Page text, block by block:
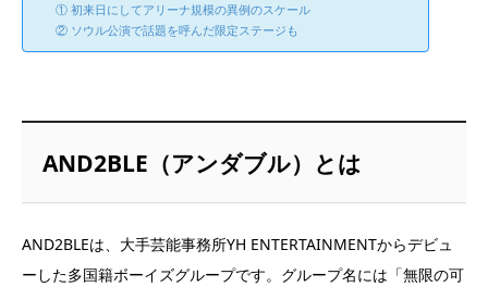
① 初来日にしてアリーナ規模の異例のスケール
② ソウル公演で話題を呼んだ限定ステージも
AND2BLE（アンダブル）とは
AND2BLEは、大手芸能事務所YH ENTERTAINMENTからデビュ
ーした多国籍ボーイズグループです。グループ名には「無限の可